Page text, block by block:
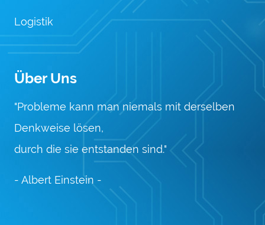
Logistik
Über Uns
"Probleme kann man niemals mit derselben
Denkweise lösen,
durch die sie entstanden sind."
- Albert Einstein -